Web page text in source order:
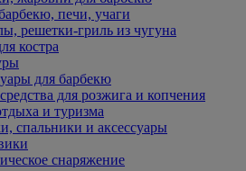
печи, учаги
решетки-гриль из чугуна
костра
для барбекю
для розжига и копчения
и туризма
спальники и аксессуары
снаряжение